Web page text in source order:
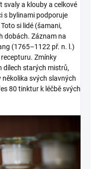
svaly a klouby a celkové
s bylinami podporuje
si lidé (šamani,
dobách. Záznam na
(1765–1122 př. n. l.)
Zmínky
dílech starých mistrů,
svých slavných
80 tinktur k léčbě svých